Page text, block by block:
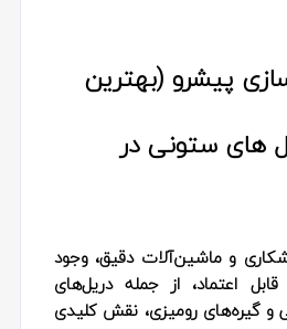
پیشرو (بهترین
های ستونی در
و ماشین‌آلات دقیق، وجود
اعتماد، از جمله دریل‌های
و گیره‌های رومیزی، نقش کلیدی